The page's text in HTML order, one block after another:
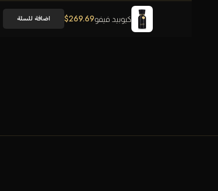
كيوبيد فيفو $269.69 اضافة للسلة